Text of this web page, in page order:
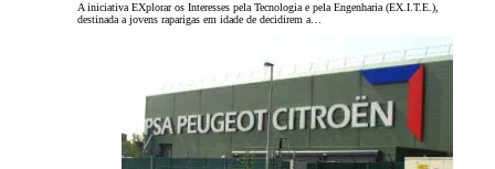
A iniciativa EXplorar os Interesses pela Tecnologia e pela Engenharia (EX.I.T.E.),
destinada a jovens raparigas em idade de decidirem a…